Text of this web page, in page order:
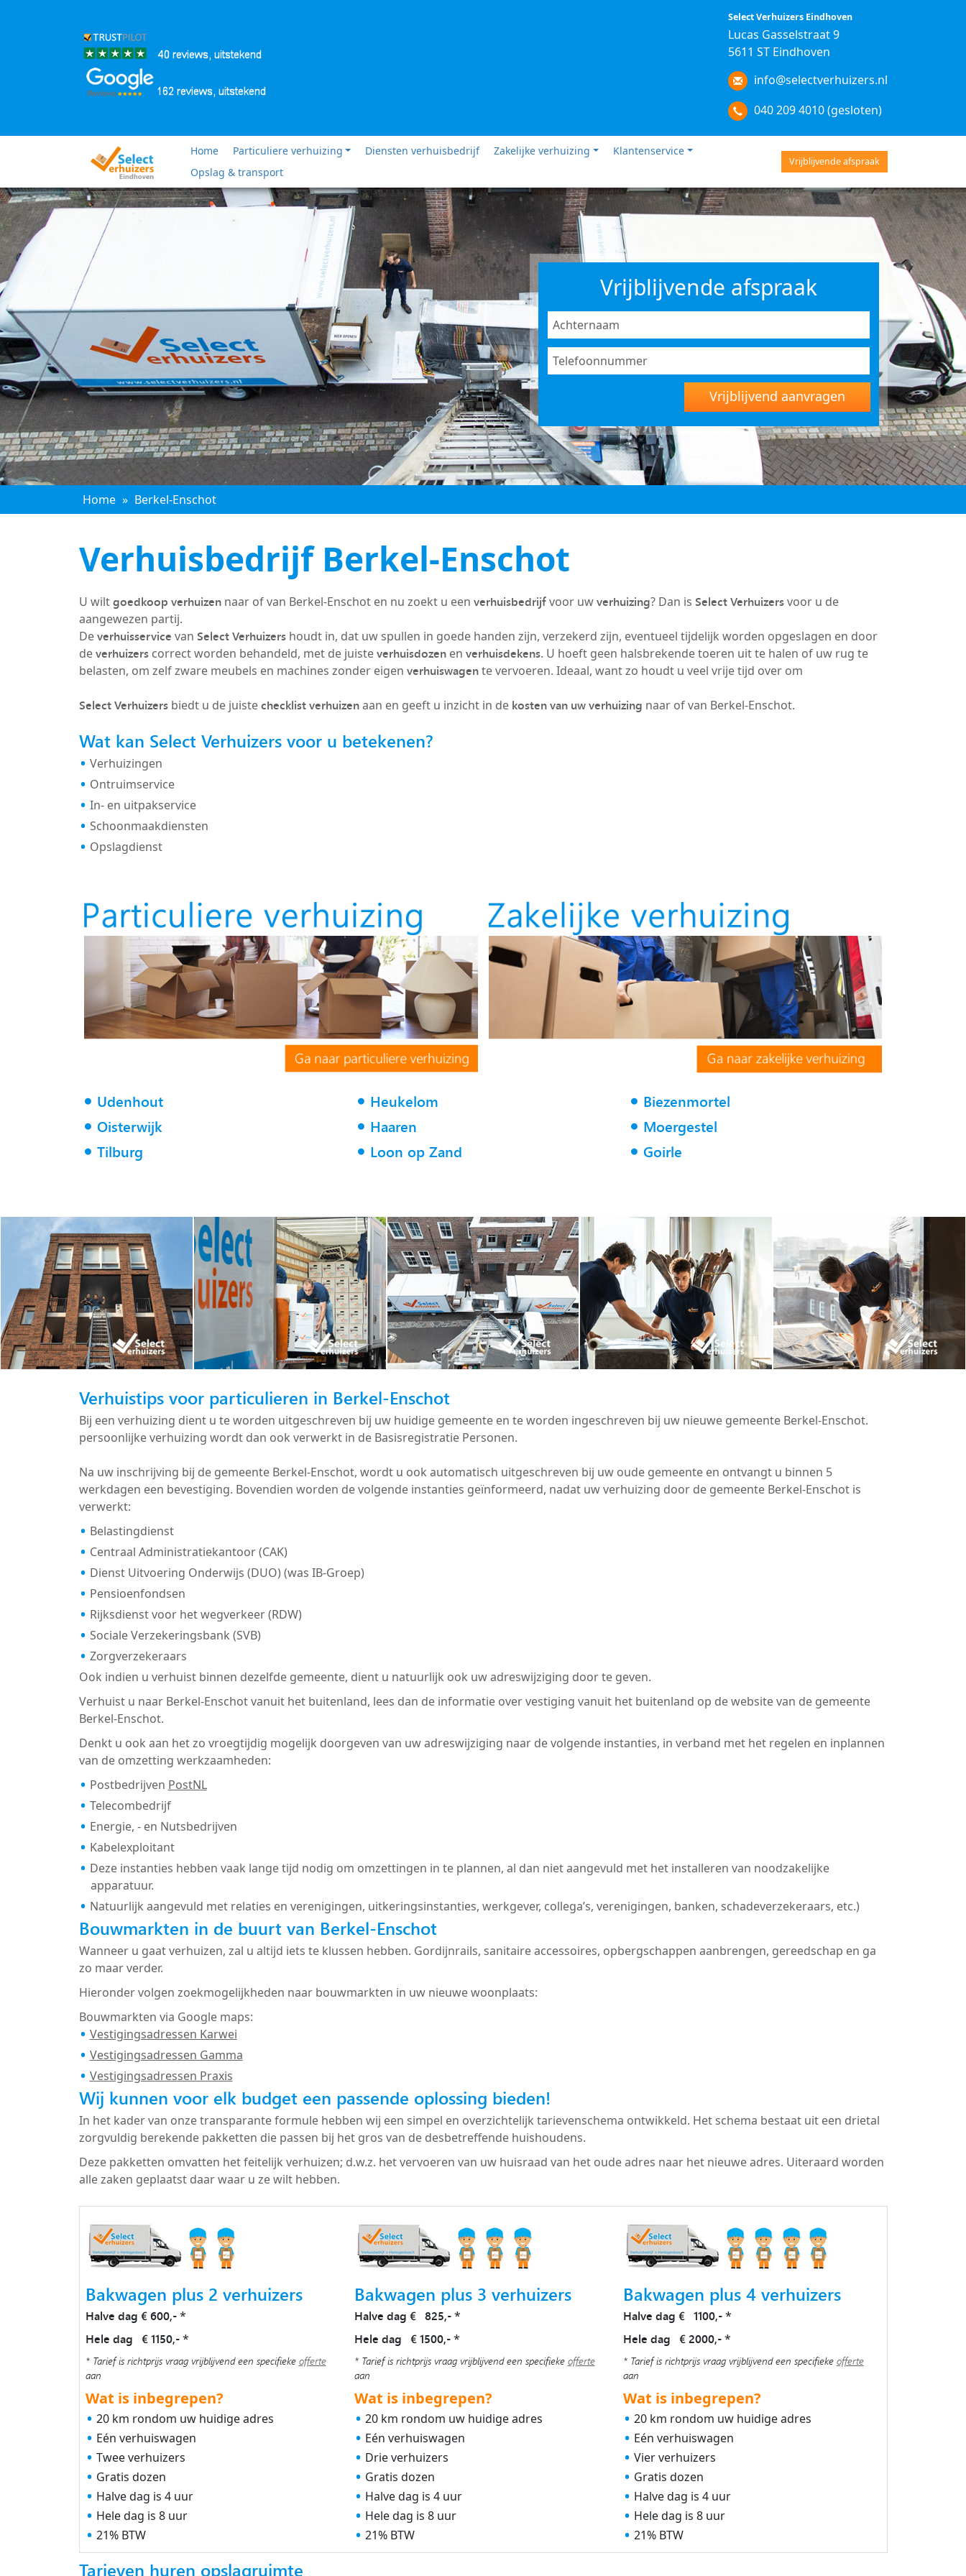
Select Verhuizers Eindhoven
Lucas Gasselstraat 9
5611 ST Eindhoven
info@selectverhuizers.nl
040 209 4010 (gesloten)
Vrijblijvende afspraak
Home Particuliere verhuizing Diensten verhuisbedrijf Zakelijke verhuizing
Klantenservice
Opslag & transport
Vrijblijvende afspraak
Vrijblijvend aanvragen
Home » Berkel-Enschot
Verhuisbedrijf Berkel-Enschot
U wiltgoedkoop verhuizennaar of van Berkel-Enschot en nu zoekt u een verhuisbedrijfvoor uwverhuizing? Dan is Select Verhuizersvoor u de
aangewezen partij.
Deverhuisservice van Select Verhuizershoudt in, dat uw spullen in goede handen zijn, verzekerd zijn, eventueel tijdelijk worden opgeslagen en door
deverhuizerscorrect worden behandeld, met de juisteverhuisdozenen verhuisdekens. U hoeft geen halsbrekende toeren uit te halen of uw rug te
belasten, om zelf zware meubels en machines zonder eigen verhuiswagente vervoeren. Ideaal, want zo houdt u veel vrije tijd over om
Select Verhuizersbiedt u de juistechecklist verhuizenaan en geeft u inzicht in de kosten van uw verhuizing naar of van Berkel-Enschot.
Wat kan Select Verhuizers voor u betekenen?
Verhuizingen
Ontruimservice
In- en uitpakservice
Schoonmaakdiensten
Opslagdienst
Udenhout
Oisterwijk
Tilburg
Heukelom
Haaren
Loon op Zand
Biezenmortel
Moergestel
Goirle
Verhuistips voor particulieren in Berkel-Enschot
Bij een verhuizing dient u te worden uitgeschreven bij uw huidige gemeente en te worden ingeschreven bij uw nieuwe gemeente Berkel-Enschot.
persoonlijke verhuizing wordt dan ook verwerkt in de Basisregistratie Personen.
Na uw inschrijving bij de gemeente Berkel-Enschot, wordt u ook automatisch uitgeschreven bij uw oude gemeente en ontvangt u binnen 5
werkdagen een bevestiging. Bovendien worden de volgende instanties geïnformeerd, nadat uw verhuizing door de gemeente Berkel-Enschot is
verwerkt:
Belastingdienst
Centraal Administratiekantoor (CAK)
Dienst Uitvoering Onderwijs (DUO) (was IB-Groep)
Pensioenfondsen
Rijksdienst voor het wegverkeer (RDW)
Sociale Verzekeringsbank (SVB)
Zorgverzekeraars
Ook indien u verhuist binnen dezelfde gemeente, dient u natuurlijk ook uw adreswijziging door te geven.
Verhuist u naar Berkel-Enschot vanuit het buitenland, lees dan de informatie over vestiging vanuit het buitenland op de website van de gemeente
Berkel-Enschot.
Denkt u ook aan het zo vroegtijdig mogelijk doorgeven van uw adreswijziging naar de volgende instanties, in verband met het regelen en inplannen
van de omzetting werkzaamheden:
Postbedrijven PostNL
Telecombedrijf
Energie, - en Nutsbedrijven
Kabelexploitant
Deze instanties hebben vaak lange tijd nodig om omzettingen in te plannen, al dan niet aangevuld met het installeren van noodzakelijke
apparatuur.
Natuurlijk aangevuld met relaties en verenigingen, uitkeringsinstanties, werkgever, collega’s, verenigingen, banken, schadeverzekeraars, etc.)
Bouwmarkten in de buurt van Berkel-Enschot
Wanneer u gaat verhuizen, zal u altijd iets te klussen hebben. Gordijnrails, sanitaire accessoires, opbergschappen aanbrengen, gereedschap en ga
zo maar verder.
Hieronder volgen zoekmogelijkheden naar bouwmarkten in uw nieuwe woonplaats:
Bouwmarkten via Google maps:
Vestigingsadressen Karwei
Vestigingsadressen Gamma
Vestigingsadressen Praxis
Wij kunnen voor elk budget een passende oplossing bieden!
In het kader van onze transparante formule hebben wij een simpel en overzichtelijk tarievenschema ontwikkeld. Het schema bestaat uit een drietal
zorgvuldig berekende pakketten die passen bij het gros van de desbetreffende huishoudens.
Deze pakketten omvatten het feitelijk verhuizen; d.w.z. het vervoeren van uw huisraad van het oude adres naar het nieuwe adres. Uiteraard worden
alle zaken geplaatst daar waar u ze wilt hebben.
Bakwagen plus 2 verhuizers
Halve dag € 600,-*
Hele dag € 1150,-*
* Tarief is richtprijs vraag vrijblijvend een specifieke offerte
aan
Wat is inbegrepen?
20 km rondom uw huidige adres
Eén verhuiswagen
Twee verhuizers
Gratis dozen
Halve dag is 4 uur
Hele dag is 8 uur
21% BTW
Bakwagen plus 3 verhuizers
Halve dag € 825,-*
Hele dag € 1500,-*
* Tarief is richtprijs vraag vrijblijvend een specifieke offerte
aan
Wat is inbegrepen?
20 km rondom uw huidige adres
Eén verhuiswagen
Drie verhuizers
Gratis dozen
Halve dag is 4 uur
Hele dag is 8 uur
21% BTW
Bakwagen plus 4 verhuizers
Halve dag € 1100,-*
Hele dag € 2000,-*
* Tarief is richtprijs vraag vrijblijvend een specifieke offerte
aan
Wat is inbegrepen?
20 km rondom uw huidige adres
Eén verhuiswagen
Vier verhuizers
Gratis dozen
Halve dag is 4 uur
Hele dag is 8 uur
21% BTW
Tarieven huren opslagruimte